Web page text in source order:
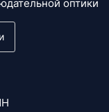
оптики